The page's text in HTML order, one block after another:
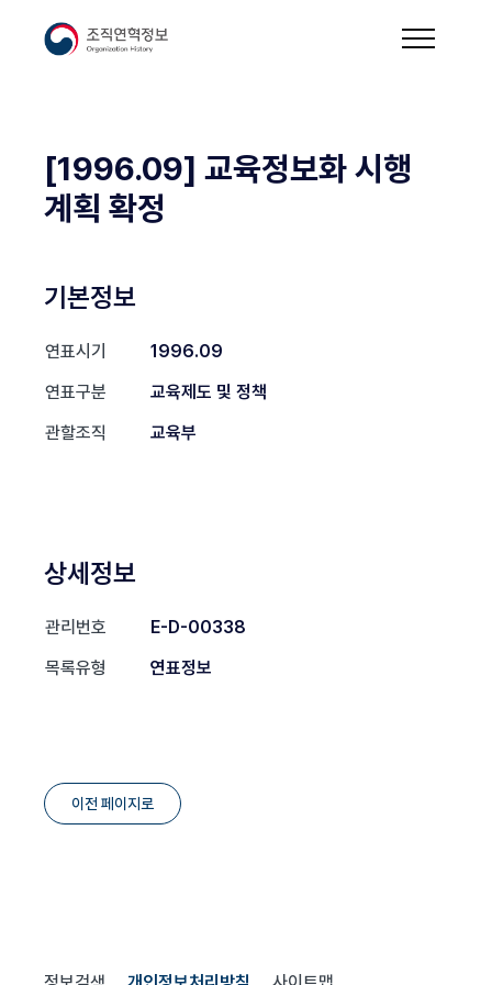
[1996.09] 교육정보화 시행
계획 확정
기본정보
연표시기
1996.09
연표구분
교육제도 및 정책
관할조직
교육부
상세정보
관리번호
E-D-00338
목록유형
연표정보
이전 페이지로